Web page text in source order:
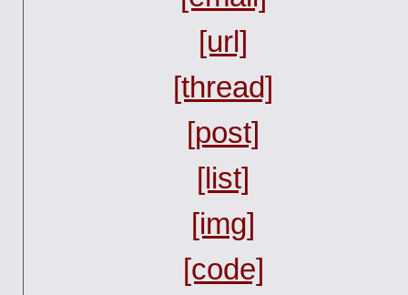
[url]
[thread]
[post]
[list]
[img]
[code]